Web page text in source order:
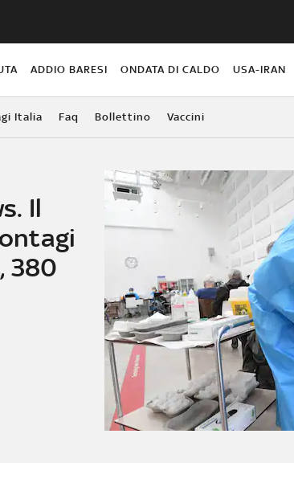
ADDIO BARESI ONDATA DI CALDO USA-IRAN
Italia Faq Bollettino Vaccini
Il
380